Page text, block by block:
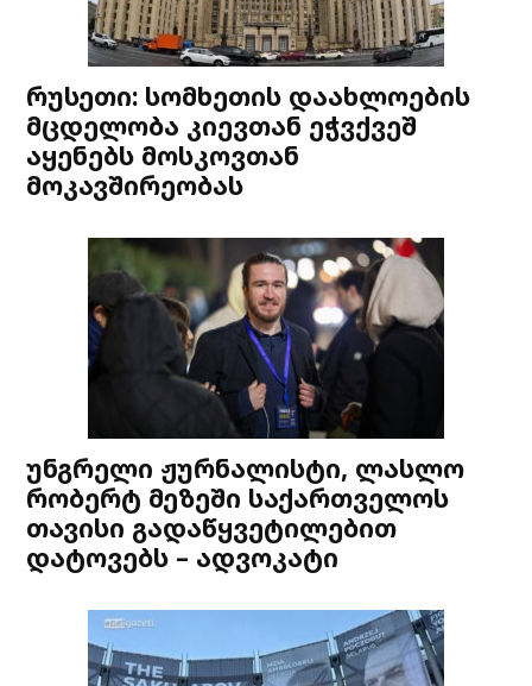
რუსეთი: სომხეთის დაახლოების
მცდელობა კიევთან ეჭვქვეშ
აყენებს მოსკოვთან
მოკავშირეობას
უნგრელი ჟურნალისტი, ლასლო
რობერტ მეზეში საქართველოს
თავისი გადაწყვეტილებით
დატოვებს – ადვოკატი